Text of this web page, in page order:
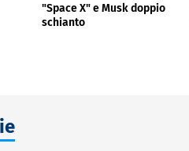
"Space X" e Musk doppio
schianto